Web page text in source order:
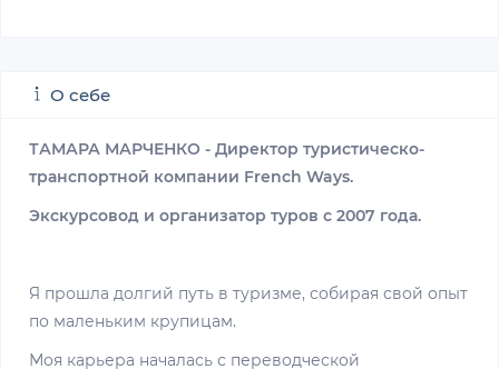
О себе
ТАМАРА МАРЧЕНКО - Директор туристическо-
транспортной компании French Ways.
Экскурсовод и организатор туров с 2007 года.
Я прошла долгий путь в туризме, собирая свой опыт
по маленьким крупицам.
Моя карьера началась с переводческой